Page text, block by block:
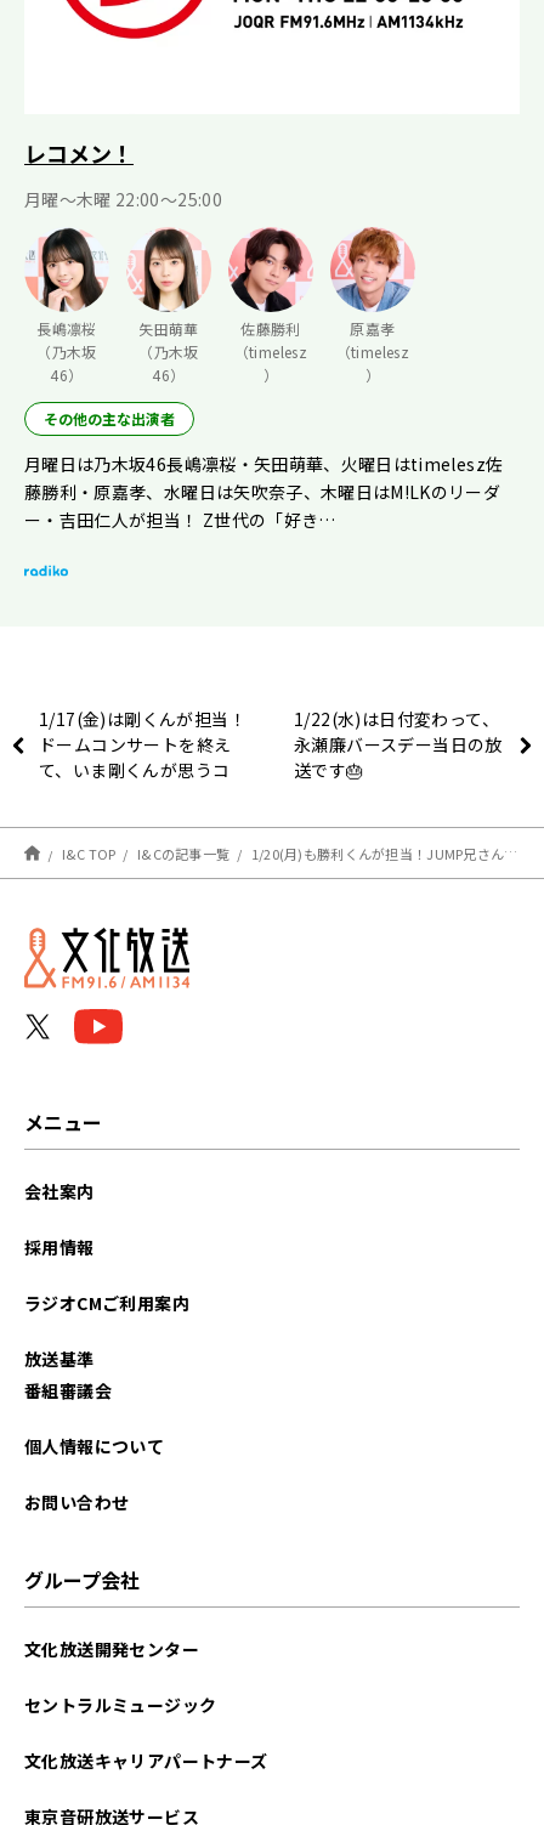
レコメン！
月曜〜木曜 22:00〜25:00
長嶋凛桜
（乃木坂
46）
矢田萌華
（乃木坂
46）
佐藤勝利
（timelesz
）
原嘉孝
（timelesz
）
その他の主な出演者
月曜日は乃木坂46長嶋凛桜・矢田萌華、火曜日はtimelesz佐
藤勝利・原嘉孝、水曜日は矢吹奈子、木曜日はM!LKのリーダ
ー・吉田仁人が担当！ Z世代の「好き…
1/17(金)は剛くんが担当！
ドームコンサートを終え
て、いま剛くんが思うコ
1/22(水)は日付変わって、
永瀬廉バースデー当日の放
送です🎂
I&C TOP I&Cの記事一覧 1/20(月)も勝利くんが担当！JUMP兄さんのコンサートのお話をたっぷりと！
メニュー
会社案内
採用情報
ラジオCMご利用案内
放送基準
番組審議会
個人情報について
お問い合わせ
グループ会社
文化放送開発センター
セントラルミュージック
文化放送キャリアパートナーズ
東京音研放送サービス